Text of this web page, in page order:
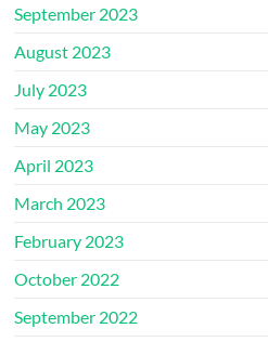
September 2023
August 2023
July 2023
May 2023
April 2023
March 2023
February 2023
October 2022
September 2022